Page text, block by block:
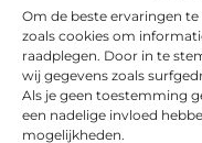
Om de beste ervaringen
zoals cookies om
raadplegen. Door in te
wij gegevens zoals
Als je geen toestemming
een nadelige invloed
mogelijkheden.
Over
Jouw bron voor
dagelijks leven.
Verken een
boordevol praktische
om het beste uit elke